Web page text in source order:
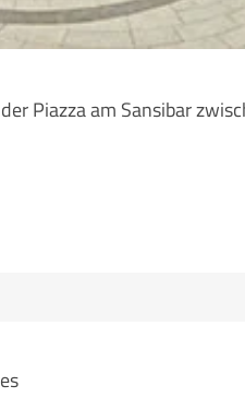
Piazza am Sansibar